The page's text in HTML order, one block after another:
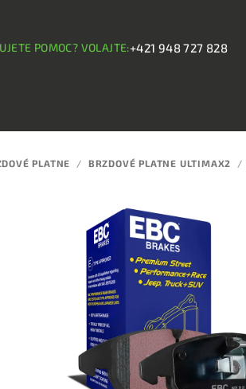
POMOC? VOLAJTE:+421 948 727 828
PLATNE / BRZDOVÉ PLATNE ULTIMAX2 /